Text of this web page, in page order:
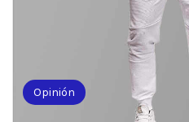
Opinión